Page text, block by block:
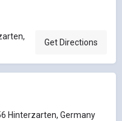
Get Directions
Hinterzarten, Germany